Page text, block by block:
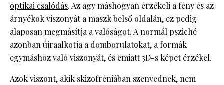
optikai csalódás. Az agy máshogyan érzékeli a fény és az
árnyékok viszonyát a maszk belső oldalán, ez pedig
alaposan megmásítja a valóságot. A normál psziché
azonban újraalkotja a domborulatokat, a formák
egymáshoz való viszonyát, és emiatt 3D-s képet érzékel.
Azok viszont, akik skizofréniában szenvednek, nem